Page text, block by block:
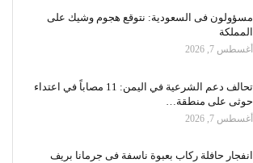
مسؤولون فى السعودية: نتوقع هجوم وشيك على
المملكة
أغسطس 7, 2026
تحالف دعم الشرعية في اليمن: 11 مصاباً في اعتداء
حوثى على منطقة…
أغسطس 7, 2026
انفجار حافلة ركاب بعبوة ناسفة فى جرمانا بريف